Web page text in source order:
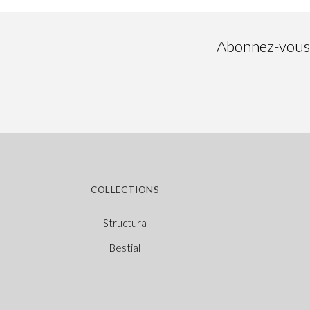
Abonnez-
COLLECTIONS
Structura
Bestial